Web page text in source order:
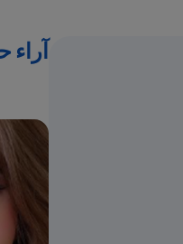
آراء